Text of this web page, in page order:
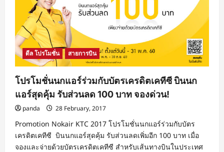
ไทย
2017
เส้น
ทาง
สู่
ประเทศ
จีน
เดิน
ทาง
เป็นก
ราคา
พิเศษ
กว่า
รวม
เริ่ม
ที่
บาท
ดีล โปรโมชั่น สายการบิน
โปรโมชั่นนกแอร์ร่วมกับบัตรเครดิตเคทีซี บินนก
แอร์สุดคุ้ม รับส่วนลด 100 บาท จองด่วน!
panda 28 February, 2017
Promotion Nokair KTC 2017 โปรโมชั่นนกแอร์ร่วมกับบัตร
เครดิตเคทีซี บินนกแอร์สุดคุ้ม รับส่วนลดเพิ่มอีก 100 บาท เมื่อ
จองและจ่ายด้วยบัตรเครดิตเคทีซี สำหรับเส้นทางบินในประเทศ